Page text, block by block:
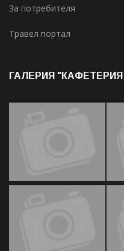
За потребителя
Травел портал
ГАЛЕРИЯ